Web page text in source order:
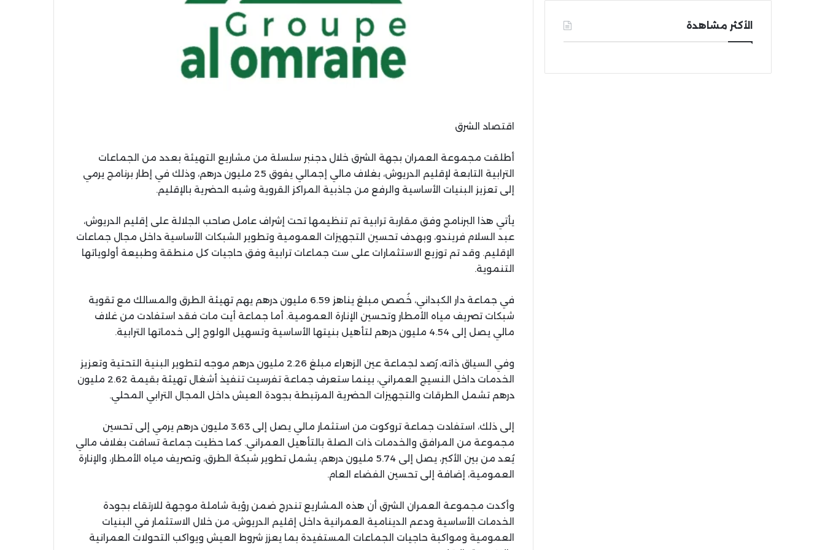
اقتصاد الشرق
أطلقت مجموعة العمران بجهة الشرق خلال دجنبر سلسلة من مشاريع التهيئة بعدد من الجماعات
الترابية التابعة لإقليم الدريوش، بغلاف مالي إجمالي يفوق 25 مليون درهم، وذلك في إطار برنامج يرمي
إلى تعزيز البنيات الأساسية والرفع من جاذبية المراكز القروية وشبه الحضرية بالإقليم.
يأتي هذا البرنامج وفق مقاربة ترابية تم تنظيمها تحت إشراف عامل صاحب الجلالة على إقليم الدريوش،
عبد السلام فريندو، وبهدف تحسين التجهيزات العمومية وتطوير الشبكات الأساسية داخل مجال جماعات
الإقليم. وقد تم توزيع الاستثمارات على ست جماعات ترابية وفق حاجيات كل منطقة وطبيعة أولوياتها
التنموية.
في جماعة دار الكبداني، خُصص مبلغ يناهز 6.59 مليون درهم يهم تهيئة الطرق والمسالك مع تقوية
شبكات تصريف مياه الأمطار وتحسين الإنارة العمومية. أما جماعة أيت مات فقد استفادت من غلاف
مالي يصل إلى 4.54 مليون درهم لتأهيل بنيتها الأساسية وتسهيل الولوج إلى خدماتها الترابية.
وفي السياق ذاته، رُصد لجماعة عين الزهراء مبلغ 2.26 مليون درهم موجه لتطوير البنية التحتية وتعزيز
الخدمات داخل النسيج العمراني، بينما ستعرف جماعة تفرسيت تنفيذ أشغال تهيئة بقيمة 2.62 مليون
درهم تشمل الطرقات والتجهيزات الحضرية المرتبطة بجودة العيش داخل المجال الترابي المحلي.
إلى ذلك، استفادت جماعة تروكوت من استثمار مالي يصل إلى 3.63 مليون درهم يرمي إلى تحسين
مجموعة من المرافق والخدمات ذات الصلة بالتأهيل العمراني. كما حظيت جماعة تسافت بغلاف مالي
يُعد من بين الأكبر، يصل إلى 5.74 مليون درهم، يشمل تطوير شبكة الطرق، وتصريف مياه الأمطار، والإنارة
العمومية، إضافة إلى تحسين الفضاء العام.
وأكدت مجموعة العمران الشرق أن هذه المشاريع تندرج ضمن رؤية شاملة موجهة للارتقاء بجودة
الخدمات الأساسية ودعم الدينامية العمرانية داخل إقليم الدريوش، من خلال الاستثمار في البنيات
العمومية ومواكبة حاجيات الجماعات المستفيدة بما يعزز شروط العيش ويواكب التحولات العمرانية
الأكثر مشاهدة